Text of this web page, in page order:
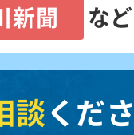
新聞 な
談くだ